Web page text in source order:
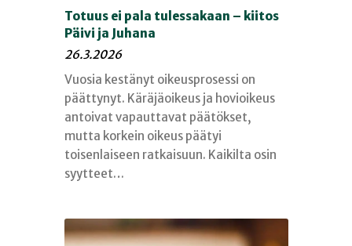
Totuus ei pala tulessakaan – kiitos
Päivi ja Juhana
26.3.2026
Vuosia kestänyt oikeusprosessi on
päättynyt. Käräjäoikeus ja hovioikeus
antoivat vapauttavat päätökset,
mutta korkein oikeus päätyi
toisenlaiseen ratkaisuun. Kaikilta osin
syytteet…